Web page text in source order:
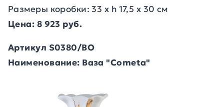
Размеры коробки: 33 x h 17,5 x 30 см
Цена: 8 923 руб.
Артикул S0380/BO
Наименование: Ваза "Cometa"